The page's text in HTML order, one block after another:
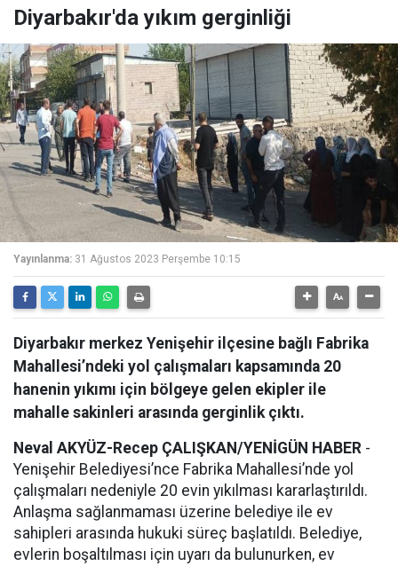
Diyarbakır'da yıkım gerginliği
Yayınlanma: 31 Ağustos 2023 Perşembe 10:15
Diyarbakır merkez Yenişehir ilçesine bağlı Fabrika
Mahallesi’ndeki yol çalışmaları kapsamında 20
hanenin yıkımı için bölgeye gelen ekipler ile
mahalle sakinleri arasında gerginlik çıktı.
Neval AKYÜZ-Recep ÇALIŞKAN/YENİGÜN HABER -
Yenişehir Belediyesi’nce Fabrika Mahallesi’nde yol
çalışmaları nedeniyle 20 evin yıkılması kararlaştırıldı.
Anlaşma sağlanmaması üzerine belediye ile ev
sahipleri arasında hukuki süreç başlatıldı. Belediye,
evlerin boşaltılması için uyarı da bulunurken, ev